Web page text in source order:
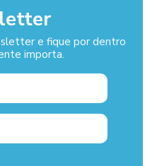
e fique por dentro
importa.